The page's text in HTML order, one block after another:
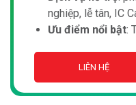
nghiệp, lễ tân, IC
Ưu điểm nổi bật:
LIÊN HỆ